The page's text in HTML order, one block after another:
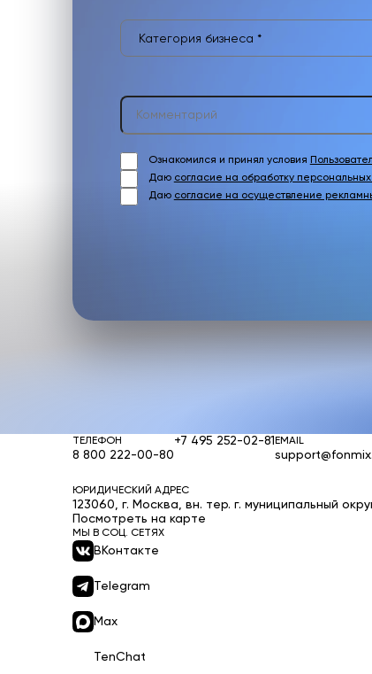
Ознакомился и принял условия
Даю согласие на обработку
Даю согласие на осуществление
ТЕЛЕФОН
8 800 222-00-80
+7 495 252-02-81 EMAIL
ЮРИДИЧЕСКИЙ АДРЕС
123060, г. Москва, вн. тер. г. муниципальный
Посмотреть на карте
МЫ В СОЦ. СЕТЯХ
ВКонтакте
Telegram
Max
TenChat